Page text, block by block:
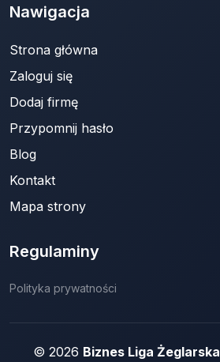
Nawigacja
Strona główna
Zaloguj się
Dodaj firmę
Przypomnij hasło
Blog
Kontakt
Mapa strony
Regulaminy
Polityka prywatności
© 2026 Biznes Liga Żeglarska